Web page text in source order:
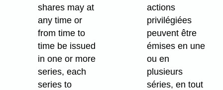
shares may at
any time or
from time to
time be issued
in one or more
series, each
series to
actions
privilégiées
peuvent être
émises en une
ou en
plusieurs
séries, en tout